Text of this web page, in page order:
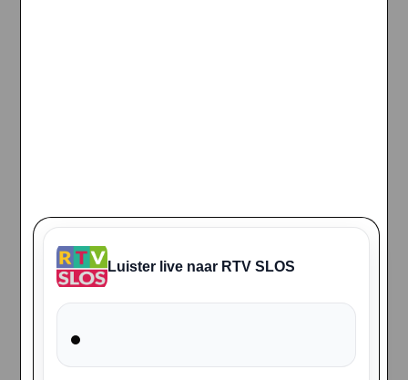
Luister live naar RTV SLOS